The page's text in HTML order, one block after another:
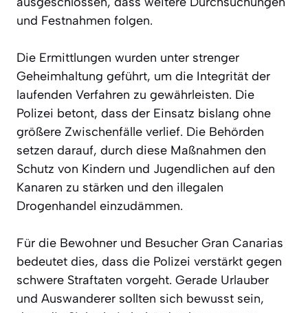
und Festnahmen folgen.
Die Ermittlungen wurden unter strenger
Geheimhaltung geführt, um die Integrität der
laufenden Verfahren zu gewährleisten. Die
Polizei betont, dass der Einsatz bislang ohne
größere Zwischenfälle verlief. Die Behörden
setzen darauf, durch diese Maßnahmen den
Schutz von Kindern und Jugendlichen auf den
Kanaren zu stärken und den illegalen
Drogenhandel einzudämmen.
Für die Bewohner und Besucher Gran Canarias
bedeutet dies, dass die Polizei verstärkt gegen
schwere Straftaten vorgeht. Gerade Urlauber
und Auswanderer sollten sich bewusst sein,